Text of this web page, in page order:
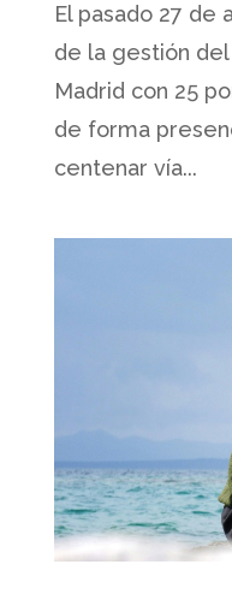
El pasado 27 de
de la gestión
Madrid con 25
de forma
centenar vía...